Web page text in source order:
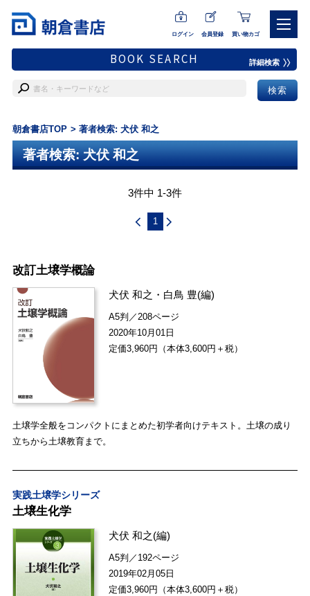
ログイン 会員登録 買い物カゴ
BOOK SEARCH 詳細検索
朝倉書店TOP 著者検索: 犬伏 和之
著者検索: 犬伏 和之
3件中 1-3件
1
改訂土壌学概論
犬伏 和之 ・ 白鳥 豊(編)
A5判／208ページ
2020年10月01日
定価3,960円（本体3,600円＋税）
土壌学全般をコンパクトにまとめた初学者向けテキスト。土壌の成り
立ちから土壌教育まで。
実践土壌学シリーズ
土壌生化学
犬伏 和之(編)
A5判／192ページ
2019年02月05日
定価3,960円（本体3,600円＋税）